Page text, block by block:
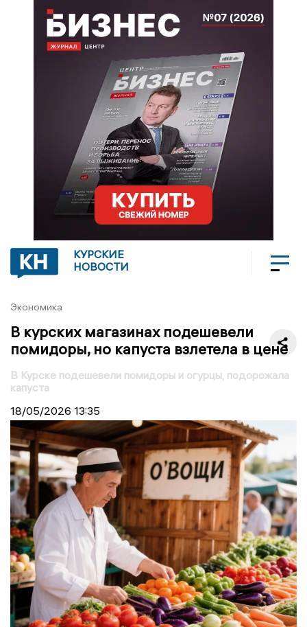
КУРСКИЕ
НОВОСТИ
Экономика
В курских магазинах подешевели
помидоры, но капуста взлетела в цене
В Курске подешевели помидоры и огурцы, подорожала
капуста
18/05/2026 13:35